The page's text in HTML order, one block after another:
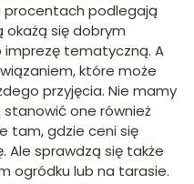
procentach podlegają
okażą się dobrym
tematyczną. A
które może
przyjęcia. Nie mamy
one również
tam, gdzie ceni się
Ale sprawdzą się także
ogródku lub na tarasie.